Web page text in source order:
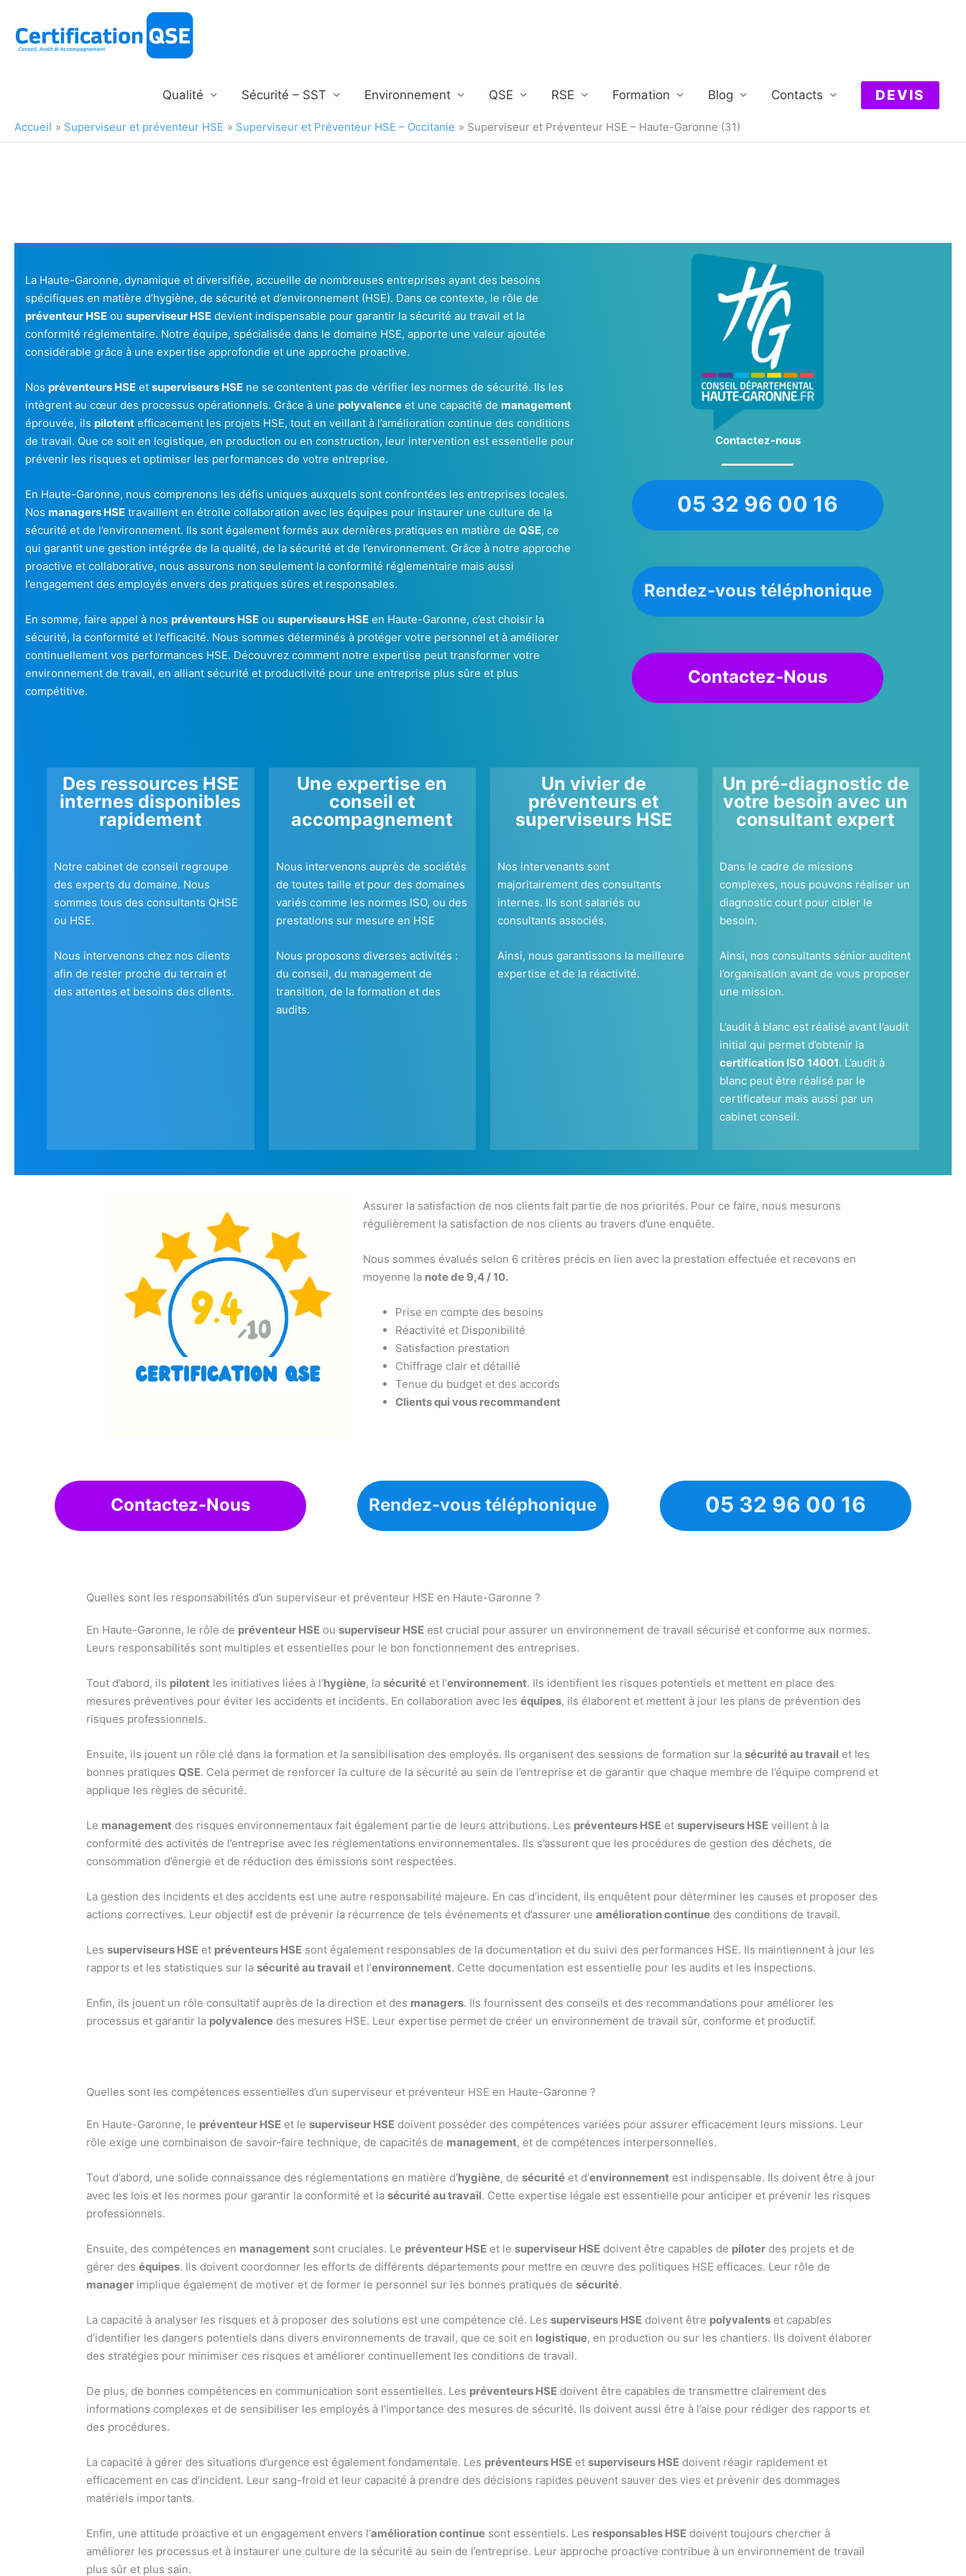
contenu
Qualité Sécurité – SST Environnement QSE RSE Formation Blog Contacts DEVIS
Accueil Superviseur et préventeur HSE Superviseur et Préventeur HSE – Occitanie Superviseur et Préventeur HSE – Haute-Garonne (31)
La Haute-Garonne, dynamique et diversifiée, accueille de nombreuses entreprises ayant des besoins
spécifiques en matière d’hygiène, de sécurité et d’environnement (HSE). Dans ce contexte, le rôle de
préventeur HSE ou superviseur HSE devient indispensable pour garantir la sécurité au travail et la
conformité réglementaire. Notre équipe, spécialisée dans le domaine HSE, apporte une valeur ajoutée
considérable grâce à une expertise approfondie et une approche proactive.
Nos préventeurs HSE et superviseurs HSE ne se contentent pas de vérifier les normes de sécurité. Ils les
intègrent au cœur des processus opérationnels. Grâce à une polyvalence et une capacité de management
éprouvée, ils pilotent efficacement les projets HSE, tout en veillant à l’amélioration continue des conditions
de travail. Que ce soit en logistique, en production ou en construction, leur intervention est essentielle pour
prévenir les risques et optimiser les performances de votre entreprise.
En Haute-Garonne, nous comprenons les défis uniques auxquels sont confrontées les entreprises locales.
Nos managers HSE travaillent en étroite collaboration avec les équipes pour instaurer une culture de la
sécurité et de l’environnement. Ils sont également formés aux dernières pratiques en matière de QSE, ce
qui garantit une gestion intégrée de la qualité, de la sécurité et de l’environnement. Grâce à notre approche
proactive et collaborative, nous assurons non seulement la conformité réglementaire mais aussi
l’engagement des employés envers des pratiques sûres et responsables.
En somme, faire appel à nos préventeurs HSE ou superviseurs HSE en Haute-Garonne, c’est choisir la
sécurité, la conformité et l’efficacité. Nous sommes déterminés à protéger votre personnel et à améliorer
continuellement vos performances HSE. Découvrez comment notre expertise peut transformer votre
environnement de travail, en alliant sécurité et productivité pour une entreprise plus sûre et plus
compétitive.
Contactez-nous
05 32 96 00 16
Rendez-vous téléphonique
Contactez-Nous
Des ressources HSE
internes disponibles
rapidement
Notre cabinet de conseil regroupe
des experts du domaine. Nous
sommes tous des consultants QHSE
ou HSE.
Nous intervenons chez nos clients
afin de rester proche du terrain et
des attentes et besoins des clients.
Une expertise en
conseil et
accompagnement
Nous intervenons auprès de sociétés
de toutes taille et pour des domaines
variés comme les normes ISO, ou des
prestations sur mesure en HSE
Nous proposons diverses activités :
du conseil, du management de
transition, de la formation et des
audits.
Un vivier de
préventeurs et
superviseurs HSE
Nos intervenants sont
majoritairement des consultants
internes. Ils sont salariés ou
consultants associés.
Ainsi, nous garantissons la meilleure
expertise et de la réactivité.
Un pré-diagnostic de
votre besoin avec un
consultant expert
Dans le cadre de missions
complexes, nous pouvons réaliser un
diagnostic court pour cibler le
besoin.
Ainsi, nos consultants sénior auditent
l’organisation avant de vous proposer
une mission.
L’audit à blanc est réalisé avant l’audit
initial qui permet d’obtenir la
certification ISO 14001. L’audit à
blanc peut être réalisé par le
certificateur mais aussi par un
cabinet conseil.
Assurer la satisfaction de nos clients fait partie de nos priorités. Pour ce faire, nous mesurons
régulièrement la satisfaction de nos clients au travers d’une enquête.
Nous sommes évalués selon 6 critères précis en lien avec la prestation effectuée et recevons en
moyenne la note de 9,4 / 10.
Prise en compte des besoins
Réactivité et Disponibilité
Satisfaction prestation
Chiffrage clair et détaillé
Tenue du budget et des accords
Clients qui vous recommandent
Contactez-Nous Rendez-vous téléphonique 05 32 96 00 16
Quelles sont les responsabilités d’un superviseur et préventeur HSE en Haute-Garonne ?
En Haute-Garonne, le rôle de préventeur HSE ousuperviseur HSE est crucial pour assurer un environnement de travail sécurisé et conforme aux normes.
Leurs responsabilités sont multiples et essentielles pour le bon fonctionnement des entreprises.
Tout d’abord, ils pilotent les initiatives liées à l’hygiène, lasécurité et l’environnement. Ils identifient les risques potentiels et mettent en place des
mesures préventives pour éviter les accidents et incidents. En collaboration avec leséquipes, ils élaborent et mettent à jour les plans de prévention des
risques professionnels.
Ensuite, ils jouent un rôle clé dans la formation et la sensibilisation des employés. Ils organisent des sessions de formation sur lasécurité au travail et les
bonnes pratiquesQSE. Cela permet de renforcer la culture de la sécurité au sein de l’entreprise et de garantir que chaque membre de l’équipe comprend et
applique les règles de sécurité.
Le management des risques environnementaux fait également partie de leurs attributions. Les préventeurs HSE etsuperviseurs HSE veillent à la
conformité des activités de l’entreprise avec les réglementations environnementales. Ils s’assurent que les procédures de gestion des déchets, de
consommation d’énergie et de réduction des émissions sont respectées.
La gestion des incidents et des accidents est une autre responsabilité majeure. En cas d’incident, ils enquêtent pour déterminer les causes et proposer des
actions correctives. Leur objectif est de prévenir la récurrence de tels événements et d’assurer uneamélioration continue des conditions de travail.
Lessuperviseurs HSE et préventeurs HSE sont également responsables de la documentation et du suivi des performances HSE. Ils maintiennent à jour les
rapports et les statistiques sur lasécurité au travail et l’environnement. Cette documentation est essentielle pour les audits et les inspections.
Enfin, ils jouent un rôle consultatif auprès de la direction et des managers. Ils fournissent des conseils et des recommandations pour améliorer les
processus et garantir la polyvalence des mesures HSE. Leur expertise permet de créer un environnement de travail sûr, conforme et productif.
Quelles sont les compétences essentielles d’un superviseur et préventeur HSE en Haute-Garonne ?
En Haute-Garonne, le préventeur HSE et lesuperviseur HSE doivent posséder des compétences variées pour assurer efficacement leurs missions. Leur
rôle exige une combinaison de savoir-faire technique, de capacités de management, et de compétences interpersonnelles.
Tout d’abord, une solide connaissance des réglementations en matière d’hygiène, desécurité et d’environnement est indispensable. Ils doivent être à jour
avec les lois et les normes pour garantir la conformité et lasécurité au travail. Cette expertise légale est essentielle pour anticiper et prévenir les risques
professionnels.
Ensuite, des compétences en management sont cruciales. Le préventeur HSE et lesuperviseur HSE doivent être capables de piloter des projets et de
gérer deséquipes. Ils doivent coordonner les efforts de différents départements pour mettre en œuvre des politiques HSE efficaces. Leur rôle de
manager implique également de motiver et de former le personnel sur les bonnes pratiques desécurité.
La capacité à analyser les risques et à proposer des solutions est une compétence clé. Lessuperviseurs HSE doivent être polyvalents et capables
d’identifier les dangers potentiels dans divers environnements de travail, que ce soit en logistique, en production ou sur les chantiers. Ils doivent élaborer
des stratégies pour minimiser ces risques et améliorer continuellement les conditions de travail.
De plus, de bonnes compétences en communication sont essentielles. Les préventeurs HSE doivent être capables de transmettre clairement des
informations complexes et de sensibiliser les employés à l’importance des mesures de sécurité. Ils doivent aussi être à l’aise pour rédiger des rapports et
des procédures.
La capacité à gérer des situations d’urgence est également fondamentale. Les préventeurs HSE etsuperviseurs HSE doivent réagir rapidement et
efficacement en cas d’incident. Leur sang-froid et leur capacité à prendre des décisions rapides peuvent sauver des vies et prévenir des dommages
matériels importants.
Enfin, une attitude proactive et un engagement envers l’amélioration continue sont essentiels. Les responsables HSE doivent toujours chercher à
améliorer les processus et à instaurer une culture de la sécurité au sein de l’entreprise. Leur approche proactive contribue à un environnement de travail
plus sûr et plus sain.